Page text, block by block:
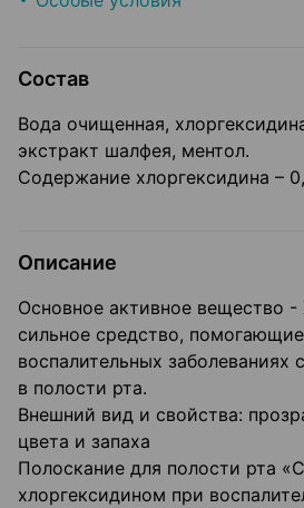
Состав
Вода очищенная,
экстракт шалфея, ментол.
Содержание хлоргексидина –
Описание
Основное активное вещество -
сильное средство,
воспалительных заболеваниях
в полости рта.
Внешний вид и свойства:
цвета и запаха
Полоскание для полости рта
хлоргексидином при